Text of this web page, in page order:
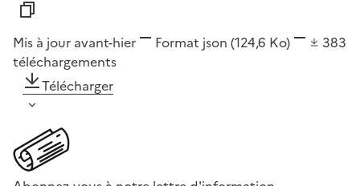
Mis à jour avant-hier Format json (124,6 Ko)
383
téléchargements
Télécharger